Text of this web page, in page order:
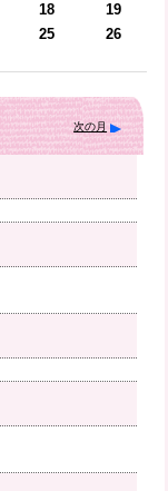
18
19
25
26
次の月